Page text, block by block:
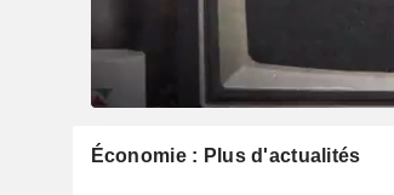
Économie : Plus d'actualités